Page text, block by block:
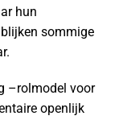
hun
sommige
–rolmodel voor
openlijk